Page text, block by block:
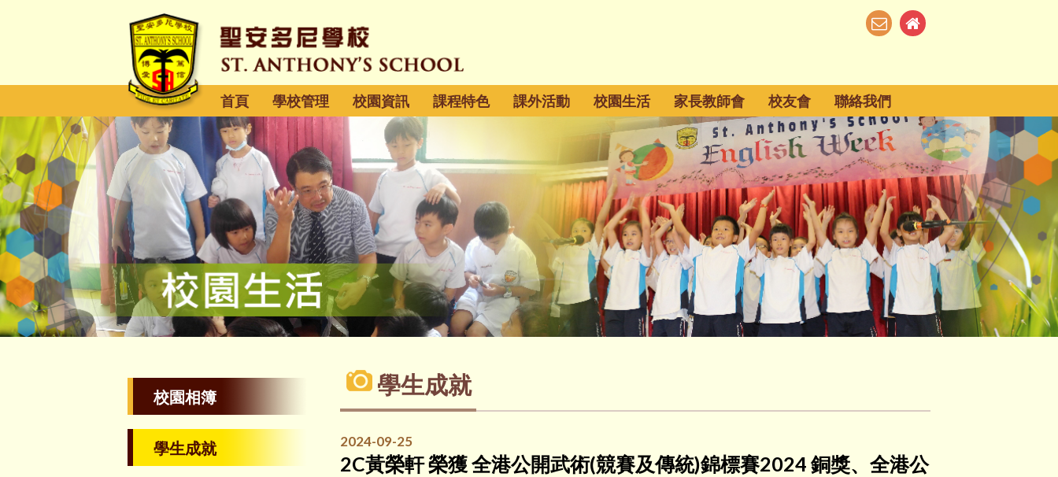
首頁 學校管理 校園資訊 課程特色 課外活動 校園生活 家長教師會 校友會 聯絡我們
校園相簿
學生成就
學生成就
2024-09-25
2C黃榮軒 榮獲 全港公開武術(競賽及傳統)錦標賽2024 銅獎、全港公